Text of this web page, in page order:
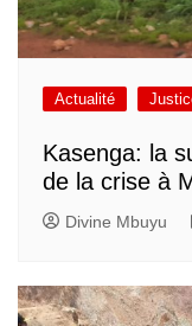
Actualité
Kasenga: la
de la crise à
Divine Mbuyu